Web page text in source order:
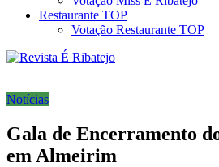
Restaurante TOP
Votação Restaurante TOP
Notícias
Gala de Encerramento
em Almeirim